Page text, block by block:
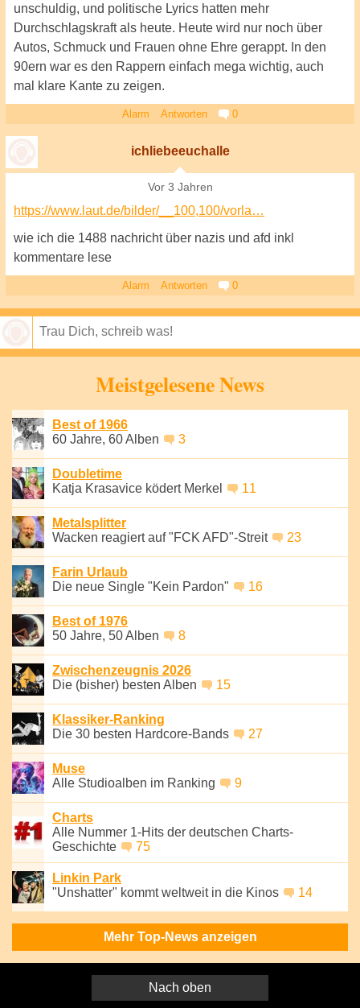
unschuldig, und politische Lyrics hatten mehr
Durchschlagskraft als heute. Heute wird nur noch über
Autos, Schmuck und Frauen ohne Ehre gerappt. In den
90ern war es den Rappern einfach mega wichtig, auch
mal klare Kante zu zeigen.
Alarm Antworten 0
ichliebeeuchalle
Vor 3 Jahren
https://www.laut.de/bilder/__100,100/vorla…
wie ich die 1488 nachricht über nazis und afd inkl
kommentare lese
Alarm Antworten 0
Meistgelesene News
Best of 1966
60 Jahre, 60 Alben
3
Doubletime
Katja Krasavice ködert Merkel
11
Metalsplitter
Wacken reagiert auf "FCK AFD"-Streit
23
Farin Urlaub
Die neue Single "Kein Pardon"
16
Best of 1976
50 Jahre, 50 Alben
8
Zwischenzeugnis 2026
Die (bisher) besten Alben
15
Klassiker-Ranking
Die 30 besten Hardcore-Bands
27
Muse
Alle Studioalben im Ranking
9
Charts
Alle Nummer 1-Hits der deutschen Charts-
Geschichte
75
Linkin Park
"Unshatter" kommt weltweit in die Kinos
14
Mehr Top-News anzeigen
Nach oben